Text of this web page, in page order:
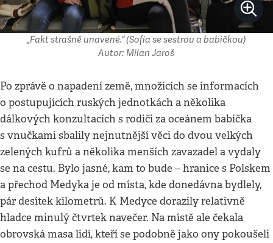
„Fakt strašně unavené.“ (Sofia se sestrou a babičkou)
Autor: Milan Jaroš
Po zprávě o napadení země, množících se informacích
o postupujících ruských jednotkách a několika
dálkových konzultacích s rodiči za oceánem babička
s vnučkami sbalily nejnutnější věci do dvou velkých
zelených kufrů a několika menších zavazadel a vydaly
se na cestu. Bylo jasné, kam to bude – hranice s Polskem
a přechod Medyka je od místa, kde donedávna bydlely,
pár desítek kilometrů. K Medyce dorazily relativně
hladce minulý čtvrtek navečer. Na místě ale čekala
obrovská masa lidí, kteří se podobně jako ony pokoušeli